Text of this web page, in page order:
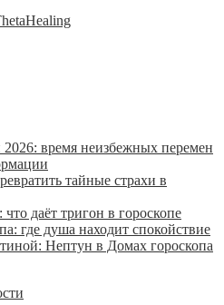
время неизбежных перемен
тайные страхи в
даёт тригон в гороскопе
где душа находит спокойствие
Нептун в Домах гороскопа